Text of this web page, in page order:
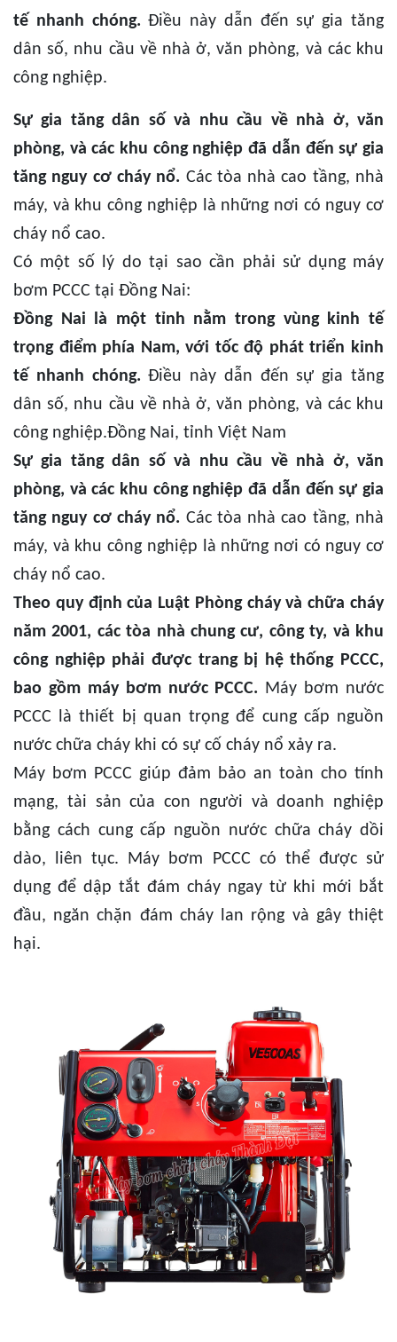
tế nhanh chóng. Điều này dẫn đến sự gia tăng
dân số, nhu cầu về nhà ở, văn phòng, và các khu
công nghiệp.
Sự gia tăng dân số và nhu cầu về nhà ở, văn
phòng, và các khu công nghiệp đã dẫn đến sự gia
tăng nguy cơ cháy nổ. Các tòa nhà cao tầng, nhà
máy, và khu công nghiệp là những nơi có nguy cơ
cháy nổ cao.
Có một số lý do tại sao cần phải sử dụng máy
bơm PCCC tại Đồng Nai:
Đồng Nai là một tỉnh nằm trong vùng kinh tế
trọng điểm phía Nam, với tốc độ phát triển kinh
tế nhanh chóng. Điều này dẫn đến sự gia tăng
dân số, nhu cầu về nhà ở, văn phòng, và các khu
công nghiệp.Đồng Nai, tỉnh Việt Nam
Sự gia tăng dân số và nhu cầu về nhà ở, văn
phòng, và các khu công nghiệp đã dẫn đến sự gia
tăng nguy cơ cháy nổ. Các tòa nhà cao tầng, nhà
máy, và khu công nghiệp là những nơi có nguy cơ
cháy nổ cao.
Theo quy định của Luật Phòng cháy và chữa cháy
năm 2001, các tòa nhà chung cư, công ty, và khu
công nghiệp phải được trang bị hệ thống PCCC,
bao gồm máy bơm nước PCCC. Máy bơm nước
PCCC là thiết bị quan trọng để cung cấp nguồn
nước chữa cháy khi có sự cố cháy nổ xảy ra.
Máy bơm PCCC giúp đảm bảo an toàn cho tính
mạng, tài sản của con người và doanh nghiệp
bằng cách cung cấp nguồn nước chữa cháy dồi
dào, liên tục. Máy bơm PCCC có thể được sử
dụng để dập tắt đám cháy ngay từ khi mới bắt
đầu, ngăn chặn đám cháy lan rộng và gây thiệt
hại.